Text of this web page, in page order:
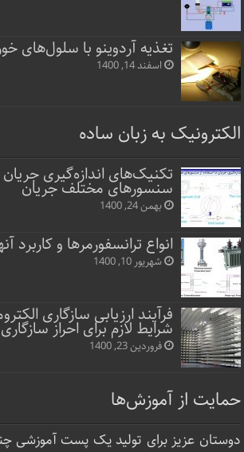
تغذیه آردوینو با سلول‌های
اسفند 14, 1400
الکترونیک به زبان ساده
تکنیک‌های اندازه‌گیری جریان
سنسورهای مختلف جریان
بهمن 24, 1400
انواع ترانسفورمرها و کاربرد
شهریور 10, 1400
فرآیند ارزیابی سازگاری
شرایط لازم برای احراز سازگاری
فروردین 23, 1400
حمایت از آموزش‌ها
دوستان عزیز برای تولید یک پست آموزشی